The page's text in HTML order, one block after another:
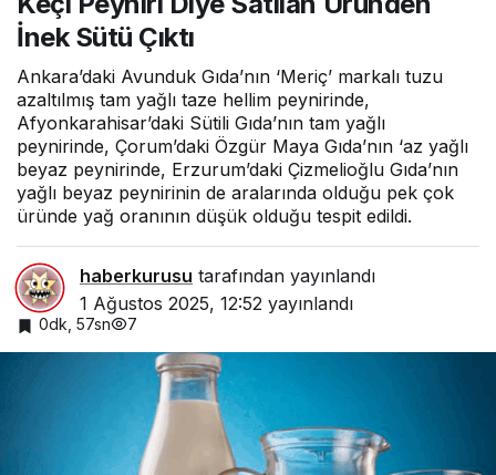
Diye
Üründ
Çıktı
İnek Sütü Çıktı
Ankara’daki Avunduk Gıda’nın ‘Meriç’ markalı tuzu
azaltılmış tam yağlı taze hellim peynirinde,
Afyonkarahisar’daki Sütili Gıda’nın tam yağlı
peynirinde, Çorum’daki Özgür Maya Gıda’nın ‘az yağlı
beyaz peynirinde, Erzurum’daki Çizmelioğlu Gıda’nın
yağlı beyaz peynirinin de aralarında olduğu pek çok
üründe yağ oranının düşük olduğu tespit edildi.
haberkurusu tarafından yayınlandı
1 Ağustos 2025, 12:52 yayınlandı
0dk, 57sn 7
Sosyal Medyada Biz